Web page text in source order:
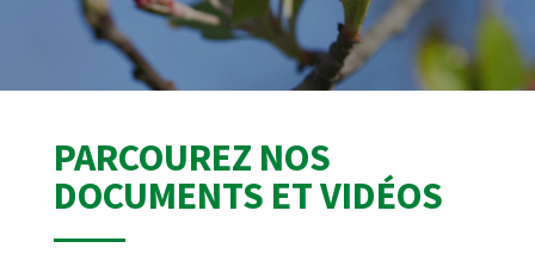
PARCOUREZ NOS
DOCUMENTS ET VIDÉOS